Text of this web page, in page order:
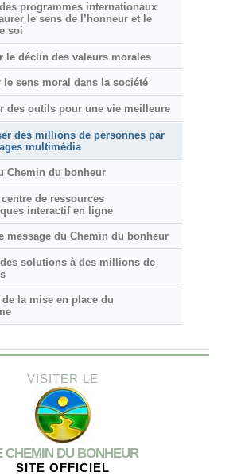
programmes internationaux
le sens de l’honneur et le
soi
le déclin des valeurs morales
le sens moral dans la société
des outils pour une vie meilleure
des millions de personnes par
multimédia
Chemin du bonheur
de ressources
interactif en ligne
message du Chemin du bonheur
solutions à des millions de
de la mise en place du
VISITER LE
CHEMIN DU BONHEUR
SITE OFFICIEL